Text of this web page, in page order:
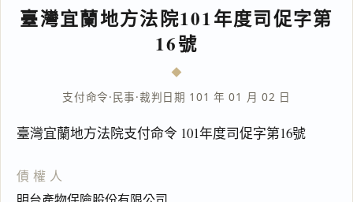
臺灣宜蘭地方法院101年度司促字第
16號
支付命令·民事·裁判日期 101 年 01 月 02 日
臺灣宜蘭地方法院支付命令 101年度司促字第16號
債權人